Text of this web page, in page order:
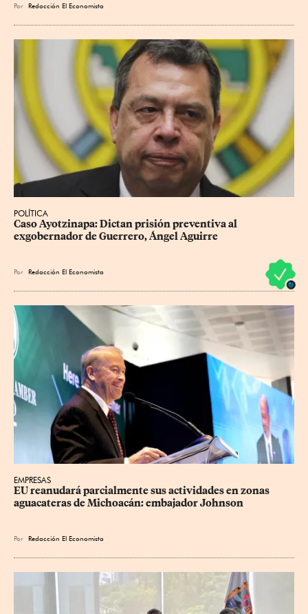
Por Redacción El Economista
POLÍTICA
Caso Ayotzinapa: Dictan prisión preventiva al
exgobernador de Guerrero, Ángel Aguirre
Por Redacción El Economista
EMPRESAS
EU reanudará parcialmente sus actividades en zonas
aguacateras de Michoacán: embajador Johnson
Por Redacción El Economista